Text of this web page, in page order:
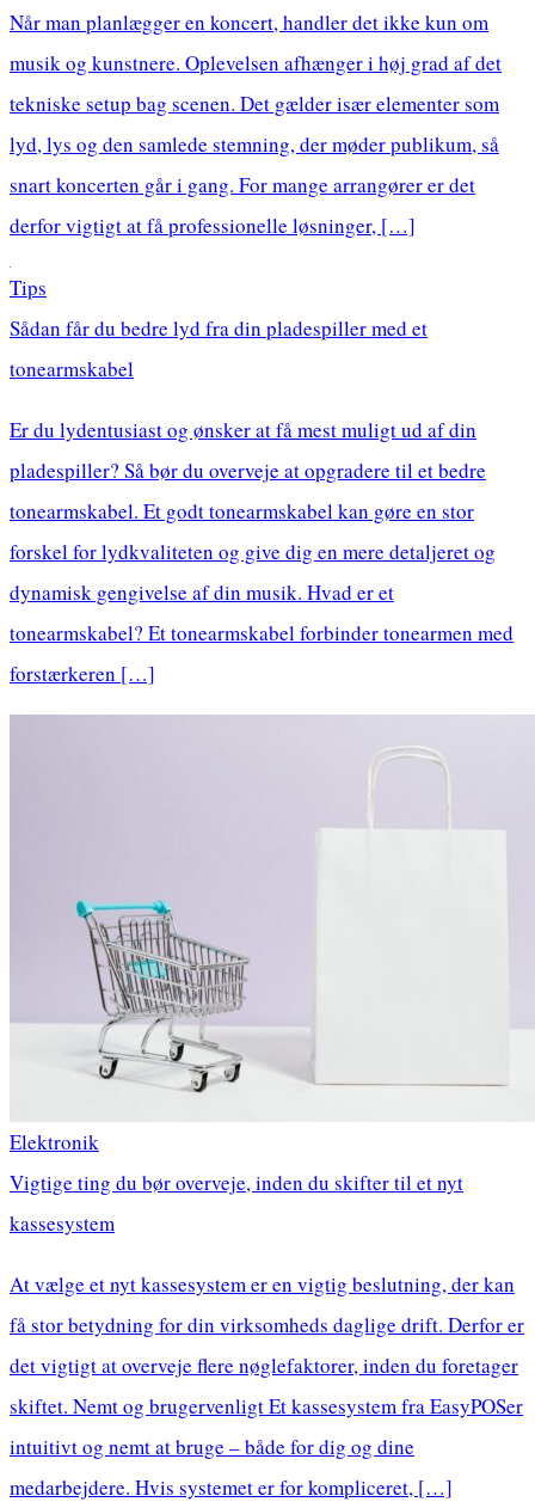
Når man planlægger en koncert, handler det ikke kun om
musik og kunstnere. Oplevelsen afhænger i høj grad af det
tekniske setup bag scenen. Det gælder især elementer som
lyd, lys og den samlede stemning, der møder publikum, så
snart koncerten går i gang. For mange arrangører er det
derfor vigtigt at få professionelle løsninger, […]
Tips
Sådan får du bedre lyd fra din pladespiller med et
tonearmskabel
Er du lydentusiast og ønsker at få mest muligt ud af din
pladespiller? Så bør du overveje at opgradere til et bedre
tonearmskabel. Et godt tonearmskabel kan gøre en stor
forskel for lydkvaliteten og give dig en mere detaljeret og
dynamisk gengivelse af din musik. Hvad er et
tonearmskabel? Et tonearmskabel forbinder tonearmen med
forstærkeren […]
Elektronik
Vigtige ting du bør overveje, inden du skifter til et nyt
kassesystem
At vælge et nyt kassesystem er en vigtig beslutning, der kan
få stor betydning for din virksomheds daglige drift. Derfor er
det vigtigt at overveje flere nøglefaktorer, inden du foretager
skiftet. Nemt og brugervenligt Et kassesystem fra EasyPOSer
intuitivt og nemt at bruge – både for dig og dine
medarbejdere. Hvis systemet er for kompliceret, […]